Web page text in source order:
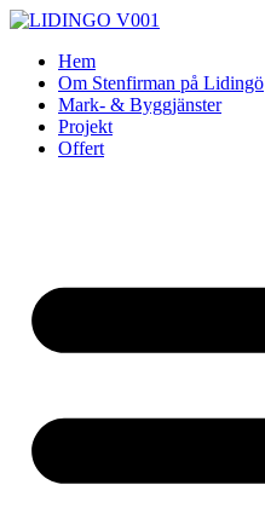
Skip
contentHem
Om Stenfirman på Lidingö
Mark- & Byggjänster
Projekt
Offert